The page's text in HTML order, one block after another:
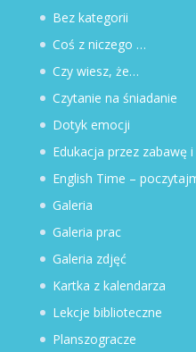
Bez kategorii
Coś z niczego …
Czy wiesz, że…
Czytanie na śniadanie
Dotyk emocji
Edukacja przez zabawę
English Time –
Galeria
Galeria prac
Galeria zdjęć
Kartka z kalendarza
Lekcje biblioteczne
Planszogracze